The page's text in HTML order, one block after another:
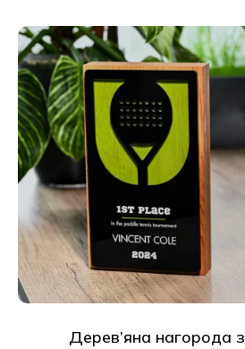
Дерев’яна нагорода з